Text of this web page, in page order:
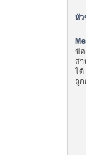
หั
ข้อ
สา
ได้
ถู